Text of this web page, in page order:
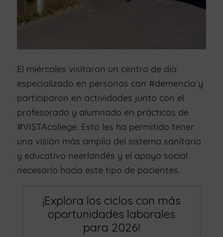
El miércoles visitaron un centro de día
especializado en personas con #demencia y
participaron en actividades junto con el
profesorado y alumnado en prácticas de
#VISTAcollege. Esto les ha permitido tener
una visión más amplia del sistema sanitario
y educativo neerlandés y el apoyo social
necesario hacia este tipo de pacientes.
¡Explora los ciclos con más
oportunidades laborales
para 2026!